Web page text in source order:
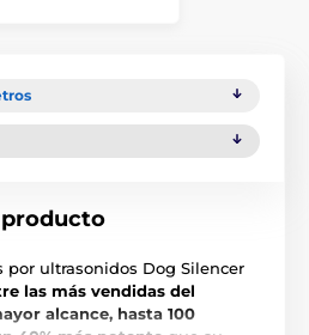
por ultrasonidos Dog Silencer
las más vendidas del
alcance, hasta 100